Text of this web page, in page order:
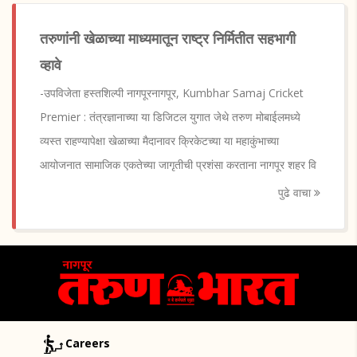
तरुणांनी खेळाच्या माध्यमातून राष्ट्र निर्मितीत सहभागी
व्हावे
-उपविजेता हस्तशिल्पी नागपूरनागपूर, Kumbhar Samaj Cricket
Premier : तंत्रज्ञानाच्या या डिजिटल युगात जेथे तरुण मोबाईलमध्ये
व्यस्त राहण्यापेक्षा खेळाच्या मैदानावर क्रिकेटच्या या महाकुंभाच्या
आयोजनात सामाजिक एकतेच्या जागृतीची प्रशंसा करताना नागपूर शहर वि
पुढे वाचा
Careers